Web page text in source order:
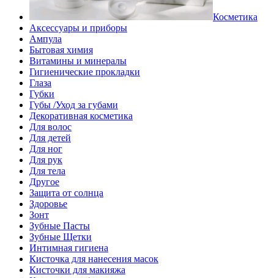
Косметика
Аксессуары и приборы
Ампула
Бытовая химия
Витамины и минералы
Гигиенические прокладки
Глаза
Губки
Губы /Уход за губами
Декоративная косметика
Для волос
Для детей
Для ног
Для рук
Для тела
Другое
Защита от солнца
Здоровье
Зонт
Зубные Пасты
Зубные Щетки
Интимная гигиена
Кисточка для нанесения масок
Кисточки для макияжа